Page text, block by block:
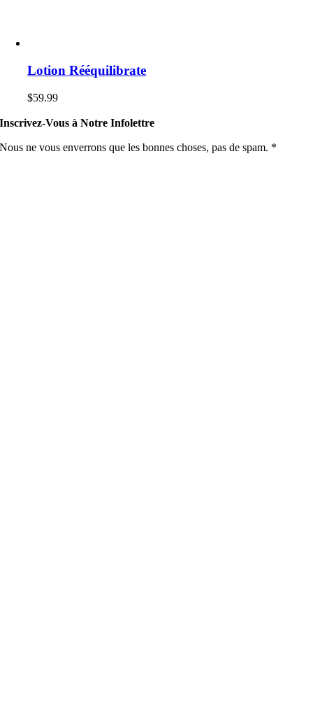
Lotion Rééquilibrate
$59.99
Inscrivez-Vous à Notre Infolettre
Nous ne vous enverrons que les bonnes choses, pas de spam. *